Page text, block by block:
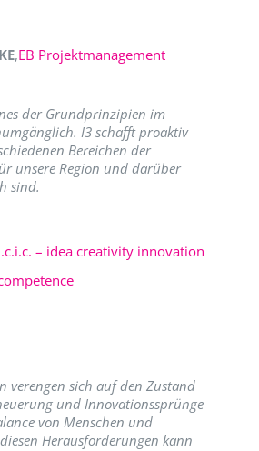
,EB Projektmanagement
der Grundprinzipien im
I3 schafft proaktiv
Bereichen der
unsere Region und darüber
sind.
– idea creativity innovation
verengen sich auf den Zustand
und Innovationssprünge
von Menschen und
Herausforderungen kann